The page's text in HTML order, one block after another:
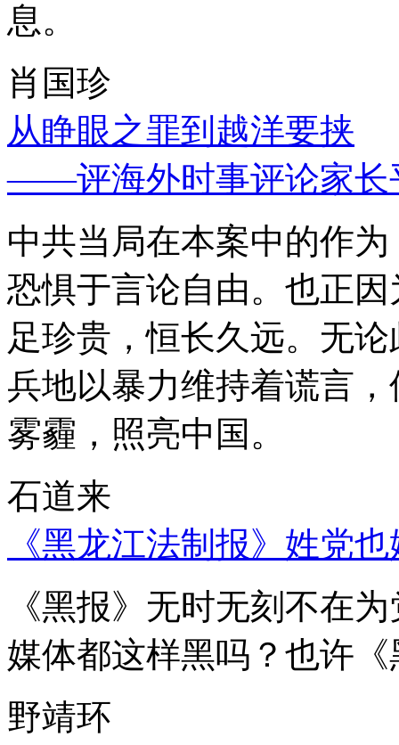
息。
肖国珍
从睁眼之罪到越洋要挟
——评海外时事评论家长
中共当局在本案中的作
恐惧于言论自由。也正
足珍贵，恒长久远。无
兵地以暴力维持着谎言
雾霾，照亮中国。
石道来
《黑龙江法制报》姓党
《黑报》无时无刻不在
媒体都这样黑吗？也许
野靖环